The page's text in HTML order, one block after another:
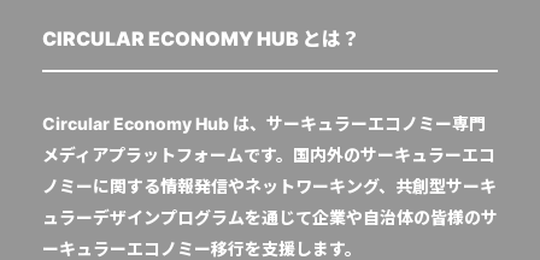
CIRCULAR ECONOMY HUB とは？
Circular Economy Hub は、サーキュラーエコノミー専門
メディアプラットフォームです。国内外のサーキュラーエコ
ノミーに関する情報発信やネットワーキング、共創型サーキ
ュラーデザインプログラムを通じて企業や自治体の皆様のサ
ーキュラーエコノミー移行を支援します。